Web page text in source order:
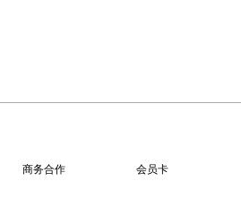
商务合作 会员卡